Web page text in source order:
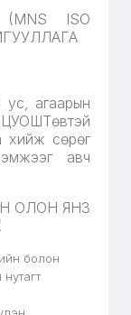
(MNS ISO
агаарын
хийж сөрөг
авч
ОЛОН ЯНЗ
болон